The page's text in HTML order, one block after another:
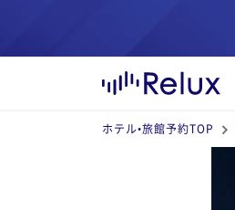
ホテル•旅館予約TOP